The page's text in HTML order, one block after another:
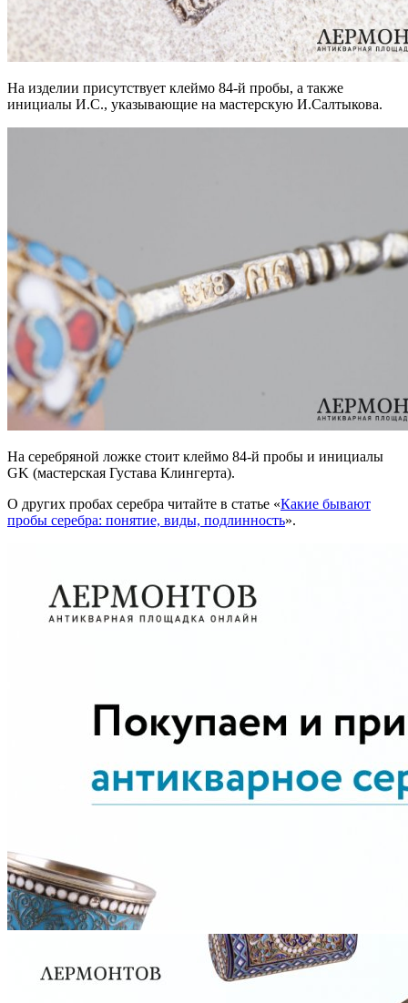
На изделии присутствует клеймо 84-й пробы, а также
инициалы И.С., указывающие на мастерскую И.Салтыкова.
На серебряной ложке стоит клеймо 84-й пробы и инициалы
GK (мастерская Густава Клингерта).
О других пробах серебра читайте в статье «Какие бывают
пробы серебра: понятие, виды, подлинность».